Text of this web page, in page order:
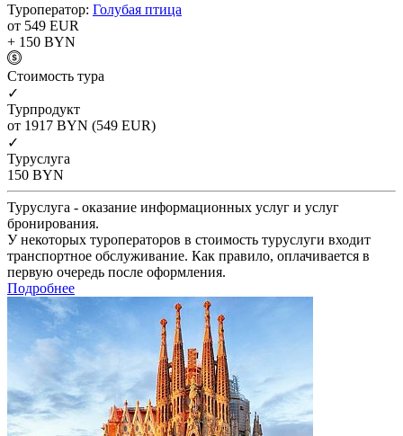
Туроператор: Голубая птица
от 549 EUR
+ 150 BYN
Cтоимость тура
✓
Турпродукт
от 1917 BYN (549 EUR)
✓
Туруслуга
150 BYN
Туруслуга - оказание информационных услуг и услуг
бронирования.
У некоторых туроператоров в стоимость туруслуги входит
транспортное обслуживание. Как правило, оплачивается в
первую очередь после оформления.
Подробнее